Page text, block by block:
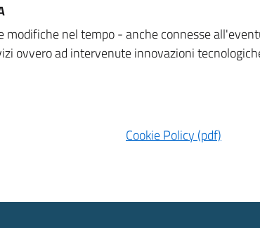
modifiche nel tempo - anche connesse
ovvero ad intervenute innovazioni
Cookie Policy (pdf)